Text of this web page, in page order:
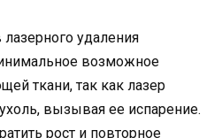
удаления
возможное
ткани, так как лазер
вызывая ее испарение.
рост и повторное